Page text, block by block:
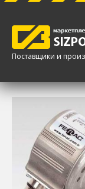
Поставщики и